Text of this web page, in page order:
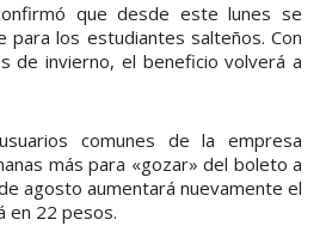
que desde este lunes se
para los estudiantes salteños. Con
de invierno, el beneficio volverá a
comunes de la empresa
más para «gozar» del boleto a
agosto aumentará nuevamente el
en 22 pesos.